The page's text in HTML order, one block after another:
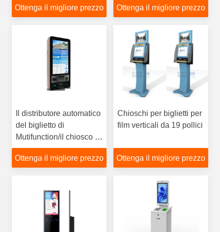
interfaccia
Ottenga il migliore prezzo
conformano Europa
standard, progettazione
elegante da LKS
Ottenga il migliore prezzo
Il distributore automatico
del biglietto di
Mutifunction/il chiosco di
/Self-Service del chiosco
pagamento di Bill per la
l'efficienza
Ottenga il migliore prezzo
Chioschi per biglietti per
film verticali da 19 pollici
Ottenga il migliore prezzo